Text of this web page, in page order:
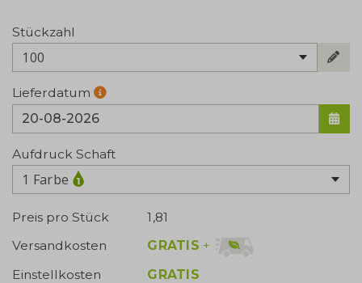
Stückzahl
100
Lieferdatum
Aufdruck Schaft
1 Farbe
Preis pro Stück
1,81
Versandkosten
GRATIS +
Einstellkosten
GRATIS